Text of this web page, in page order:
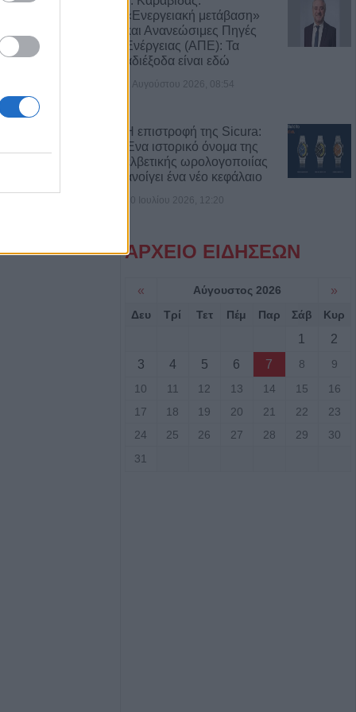
μετά
– Στο
δύο
«Ενεργειακή μετάβαση»
και Ανανεώσιμες Πηγές
Ενέργειας (ΑΠΕ): Τα
αδιέξοδα είναι εδώ
2 Αυγούστου 2026, 08:54
Η επιστροφή της Sicura:
Ένα ιστορικό όνομα της
ελβετικής ωρολογοποιίας
ανοίγει ένα νέο κεφάλαιο
30 Ιουλίου 2026, 12:20
ΑΡΧΕΙΟ ΕΙΔΗΣΕΩΝ
« Αύγουστος 2026 »
Δευ Τρί Τετ Πέμ Παρ Σάβ Κυρ
1
2
3
4 5 6 7 8
9
10
11 12 13 14 15
16
17
18 19 20 21 22
23
24
25 26 27 28 29
30
31